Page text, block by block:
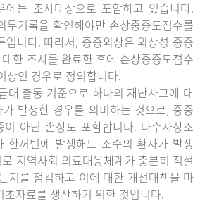
에는 조사대상으로 포함하고 있습니다.
무기록을 확인해야만 손상중증도점수를
입니다. 따라서, 중증외상은 외상성 중증
한 조사를 완료한 후에 손상중증도점수
상인 경우로 정의합니다.
대 출동 기준으로 하나의 재난사고에 대
발생한 경우를 의미하는 것으로, 중증
이 아닌 손상도 포함합니다. 다수사상조
한꺼번에 발생해도 소수의 환자가 발생
지역사회 의료대응체계가 충분히 적절
지를 점검하고 이에 대한 개선대책을 마
초자료를 생산하기 위한 것입니다.